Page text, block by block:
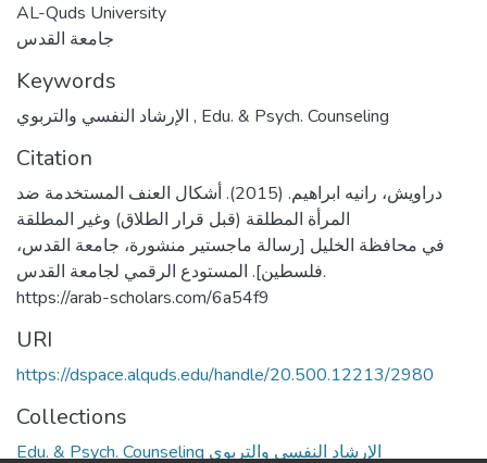
AL-Quds University
جامعة القدس
Keywords
, Edu. & Psych. Counseling
Citation
دراويش، رانيه ابراهيم. (2015). أشكال العنف المستخدمة ضد
المرأة المطلقة (قبل قرار الطلاق) وغير المطلقة
في محافظة الخليل [رسالة ماجستير منشورة، جامعة القدس،
فلسطين]. المستودع الرقمي لجامعة القدس.
https://arab-scholars.com/6a54f9
URI
https://dspace.alquds.edu/handle/20.500.12213/2980
Collections
Edu. & Psych. Counseling الإرشاد النفسي والتربوي